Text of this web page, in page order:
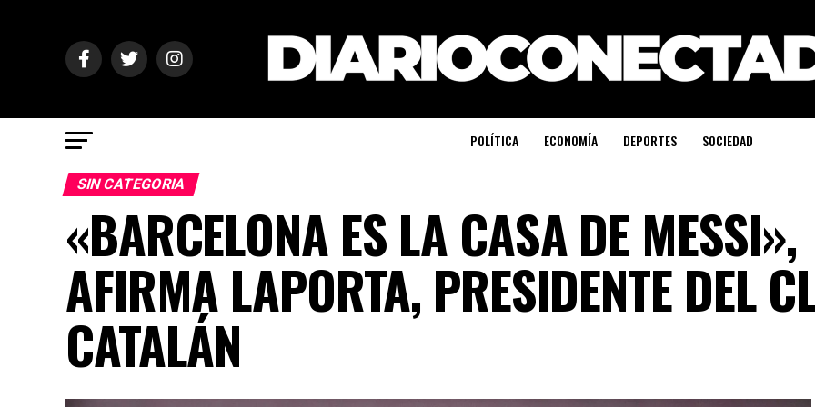
POLÍTICA ECONOMÍA DEPORTES SOCIEDAD
SIN CATEGORIA
«BARCELONA ES LA CASA DE MESSI»,
AFIRMA LAPORTA, PRESIDENTE DEL
CATALÁN